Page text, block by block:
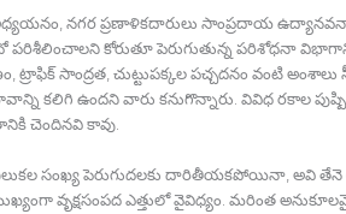
నగర ప్రణాళికదారులు సాంప్రదాయ
కోరుతూ పెరుగుతున్న పరిశోధనా
సాంద్రత, చుట్టుపక్కల పచ్చదనం వంటి
కలిగి ఉందని వారు కనుగొన్నారు. వివిధ రకాల
చెందినవి కావు.
సంఖ్య పెరుగుదలకు దారితీయకపోయినా, అవి తేనె
వృక్షసంపద ఎత్తులో వైవిధ్యం. మరింత